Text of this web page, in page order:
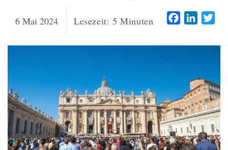
6 Mai 2024 Lesezeit: 5 Minuten Facebook